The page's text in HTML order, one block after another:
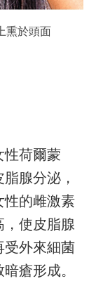
熏於頭面
荷爾蒙
腺分泌，
的雌激素
使皮脂腺
外來細菌
瘡形成。